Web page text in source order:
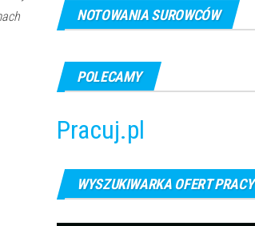
NOTOWANIA SUROWCÓW
POLECAMY
Pracuj.pl
WYSZUKIWARKA OFERT PRACY